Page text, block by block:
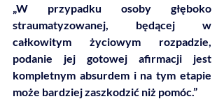
„W przypadku osoby głęboko
straumatyzowanej, będącej w
całkowitym życiowym rozpadzie,
podanie jej gotowej afirmacji jest
kompletnym absurdem i na tym etapie
może bardziej zaszkodzić niż pomóc.”